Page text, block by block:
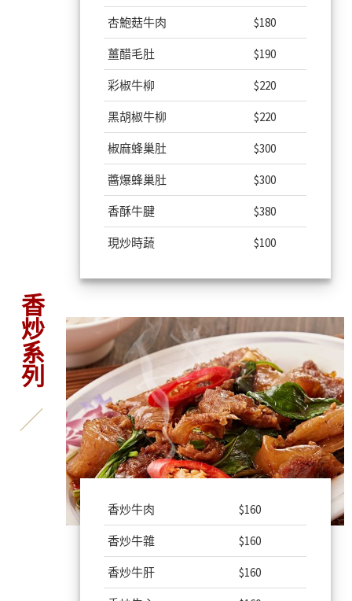
杏鮑菇牛肉 $180
薑醋毛肚 $190
彩椒牛柳 $220
黑胡椒牛柳 $220
椒麻蜂巢肚 $300
醬爆蜂巢肚 $300
香酥牛腱 $380
現炒時蔬 $100
香炒系列
香炒牛肉 $160
香炒牛雜 $160
香炒牛肝 $160